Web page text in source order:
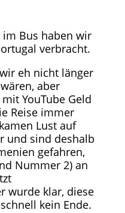
Bus haben wir
verbracht.
eh nicht länger
aber
YouTube Geld
Reise immer
Lust auf
und sind deshalb
gefahren,
Nummer 2) an
wurde klar, diese
kein Ende.